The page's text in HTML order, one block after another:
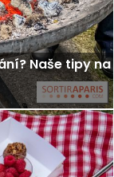
Naše tipy na